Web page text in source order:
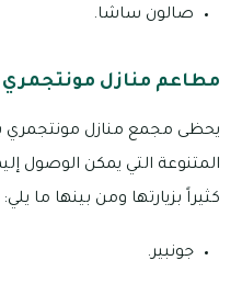
صالون ساشا.
مطاعم منازل مونتجمري
يحظى مجمع منازل
كثيراً بزيارتها ومن بينها ما يلي:
جونبير.